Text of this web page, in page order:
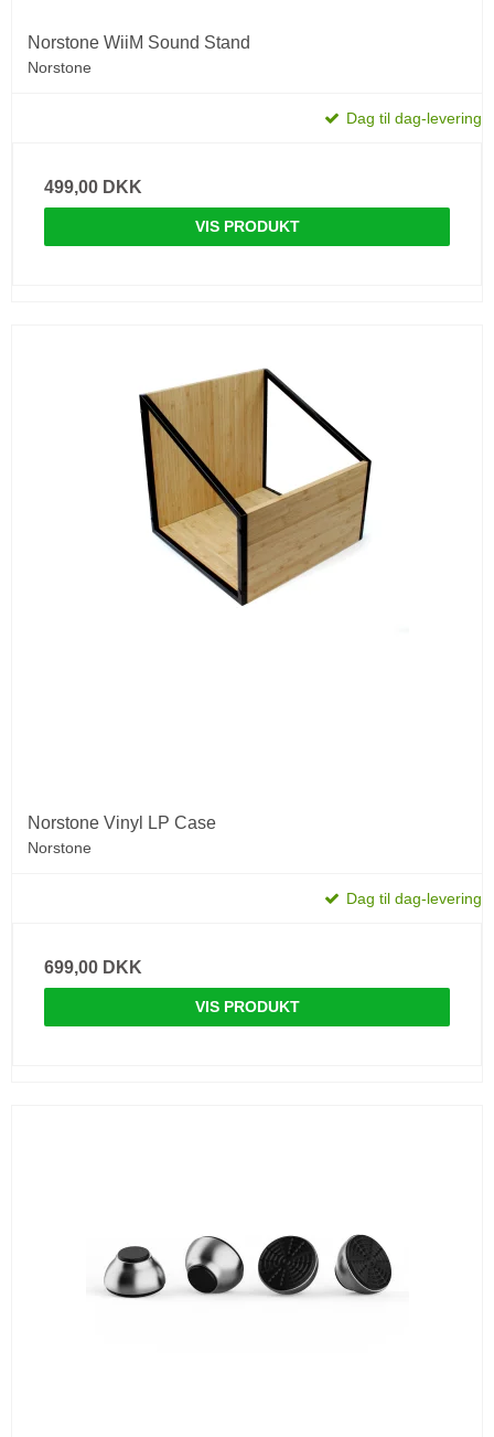
Norstone WiiM Sound Stand
Norstone
Dag til dag-levering
499,00 DKK
VIS PRODUKT
Norstone Vinyl LP Case
Norstone
Dag til dag-levering
699,00 DKK
VIS PRODUKT